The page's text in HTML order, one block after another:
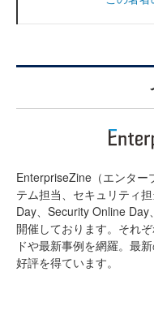
EnterpriseZine（エンター
テム担当、セキュリティ
Day、Security Online
開催しております。それ
ドや最新事例を網羅。最
好評を得ています。